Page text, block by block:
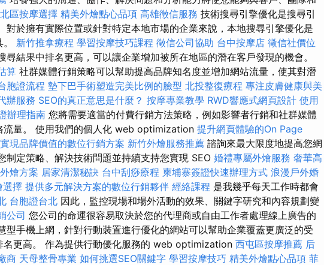
北區按摩選擇 精美外燴點心品項 高雄徵信服務 技術搜尋引擎優化是搜尋引
對於擁有實際位置或針對特定本地市場的企業來說，本地搜尋引擎優化是
新竹推拿療程 學習按摩技巧課程 徵信公司協助 台中按摩店 徵信社價位
尋結果中排名更高，可以讓企業增加被所在地區的潛在客戶發現的機會。
算 社群媒體行銷策略可以幫助提高品牌知名度並增加網站流量，使其對潛
胞證流程 墊下巴手術塑造完美比例的臉型 北投整復療程 專注皮膚健康與美
辦服務 SEO的真正意思是什麼？ 按摩專業教學 RWD響應式網頁設計 使用
辦理指南 您將需要適當的付費行銷方法策略，例如影響者行銷和社群媒體
流量。 使用我們的個人化 web optimization 提升網頁體驗的On Page
現品牌價值的數位行銷方案 新竹外燴服務推薦 諮詢來最大限度地提高您網
制定策略、解決技術問題並持續支持您實現 SEO 婚禮專屬外燴服務 奢華高
燴方案 居家清潔秘訣 台中刮痧療程 柬埔寨簽證快速辦理方式 浪漫戶外婚
選擇 提供多元解決方案的數位行銷夥伴 經絡課程 是我幾乎每天工作時都會
台胞證台北 因此，監控現場和場外活動的效果、關鍵字研究和內容規劃變
公司 您公司的命運很容易取決於您的代理商或自由工作者處理線上廣告的
型手機上網，針對行動裝置進行優化的網站可以幫助企業覆蓋更廣泛的受
名更高。 作為提供行動優化服務的 web optimization 西屯區按摩推薦 后
商 天母整骨專業 如何挑選SEO關鍵字 學習按摩技巧 精美外燴點心品項 菲